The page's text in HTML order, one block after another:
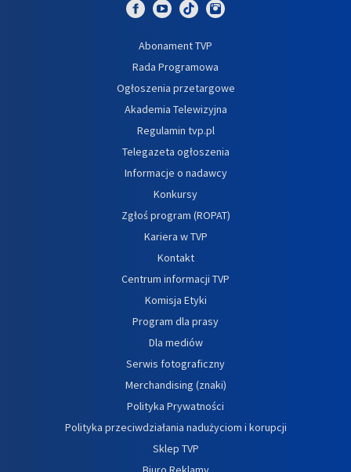
Abonament TVP
Rada Programowa
Ogłoszenia przetargowe
Akademia Telewizyjna
Regulamin tvp.pl
Telegazeta ogłoszenia
Informacje o nadawcy
Konkursy
Zgłoś program (ROPAT)
Kariera w TVP
Kontakt
Centrum informacji TVP
Komisja Etyki
Program dla prasy
Dla mediów
Serwis fotograficzny
Merchandising (znaki)
Polityka Prywatności
Polityka przeciwdziałania nadużyciom i korupcji
Sklep TVP